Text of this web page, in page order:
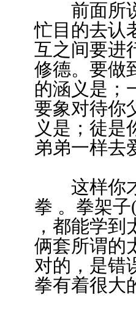
前面所说
忙目的去认
互之间要进
修德。要做
的涵义是；
要象对待你
义是；徒是
弟弟一样去
这样你才
拳 。拳架
，都能学
俩套所谓的
对的，是错
拳有着很大